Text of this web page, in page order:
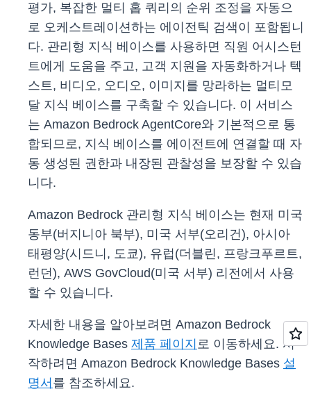
평가, 복잡한 멀티 홉 쿼리의 순위 조정을 자동으
로 오케스트레이션하는 에이전틱 검색이 포함됩니
다. 관리형 지식 베이스를 사용하면 직원 어시스턴
트에게 도움을 주고, 고객 지원을 자동화하거나 텍
스트, 비디오, 오디오, 이미지를 망라하는 멀티모
달 지식 베이스를 구축할 수 있습니다. 이 서비스
는 Amazon Bedrock AgentCore와 기본적으로 통
합되므로, 지식 베이스를 에이전트에 연결할 때 자
동 생성된 권한과 내장된 관찰성을 보장할 수 있습
니다.
Amazon Bedrock 관리형 지식 베이스는 현재 미국
동부(버지니아 북부), 미국 서부(오리건), 아시아
태평양(시드니, 도쿄), 유럽(더블린, 프랑크푸르트,
런던), AWS GovCloud(미국 서부) 리전에서 사용
할 수 있습니다.
자세한 내용을 알아보려면 Amazon Bedrock
Knowledge Bases 제품 페이지 로 이동하세요. 시
작하려면 Amazon Bedrock Knowledge Bases 설
명서 를 참조하세요.